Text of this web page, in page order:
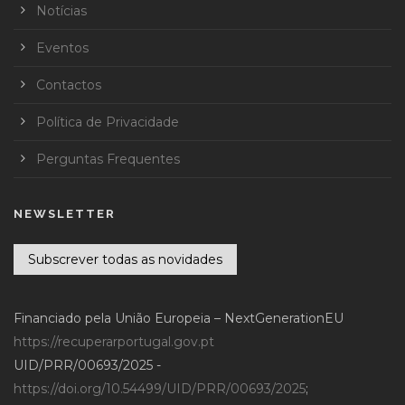
Notícias
Eventos
Contactos
Política de Privacidade
Perguntas Frequentes
NEWSLETTER
Subscrever todas as novidades
Financiado pela União Europeia – NextGenerationEU
https://recuperarportugal.gov.pt
UID/PRR/00693/2025 -
https://doi.org/10.54499/UID/PRR/00693/2025;